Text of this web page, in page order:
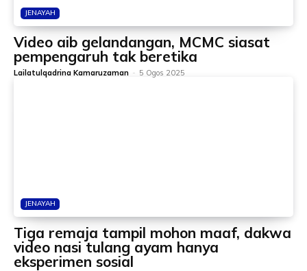
JENAYAH
Video aib gelandangan, MCMC siasat
pempengaruh tak beretika
Lailatulqadrina Kamaruzaman - 5 Ogos 2025
JENAYAH
Tiga remaja tampil mohon maaf, dakwa
video nasi tulang ayam hanya
eksperimen sosial